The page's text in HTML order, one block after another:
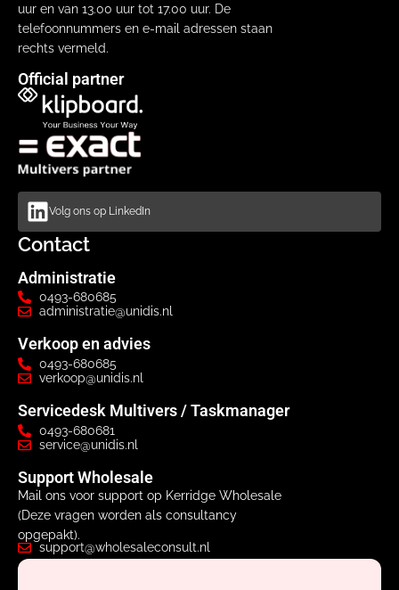
uur en van 13.00 uur tot 17.00 uur. De
telefoonnummers en e-mail adressen staan
rechts vermeld.
Official partner
Volg ons op LinkedIn
Contact
Administratie
0493-680685
administratie@unidis.nl
Verkoop en advies
0493-680685
verkoop@unidis.nl
Servicedesk Multivers / Taskmanager
0493-680681
service@unidis.nl
Support Wholesale
Mail ons voor support op Kerridge Wholesale
(Deze vragen worden als consultancy
opgepakt).
support@wholesaleconsult.nl